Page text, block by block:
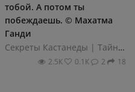
тобой. А потом ты
побеждаешь. © Махатма
Ганди
Секреты Кастанеды | Тайный путь воина
2.5К 0.1К 2 18